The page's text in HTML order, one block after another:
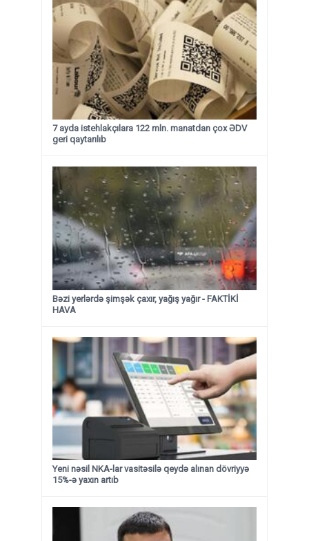
7 ayda istehlakçılara 122 mln. manatdan çox ƏDV
geri qaytarılıb
Bəzi yerlərdə şimşək çaxır, yağış yağır - FAKTİKİ
HAVA
Yeni nəsil NKA-lar vasitəsilə qeydə alınan dövriyyə
15%-ə yaxın artıb